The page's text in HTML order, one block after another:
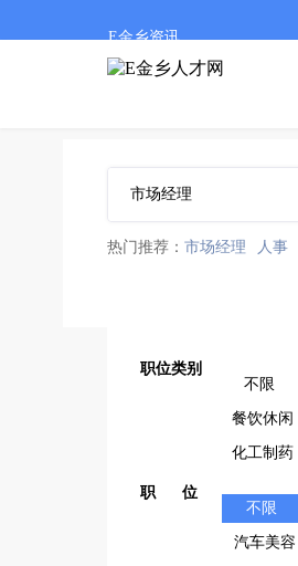
E金乡资讯
热门推荐： 市场经理 人事
职位类别
不限
餐饮休闲
化工制药
职 位
不限
汽车美容